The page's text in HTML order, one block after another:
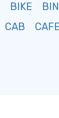
BIKE
CAB CAFE